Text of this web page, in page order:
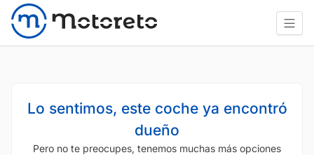
Lo sentimos, este coche ya encontró
dueño
Pero no te preocupes, tenemos muchas más opciones